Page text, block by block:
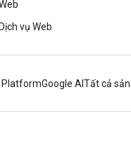
Dịch vụ Web
PlatformGoogle AITất cả